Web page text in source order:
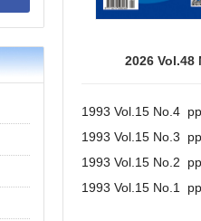
2026 Vol.48
1993 Vol.15 No.4
1993 Vol.15 No.3
1993 Vol.15 No.2
1993 Vol.15 No.1